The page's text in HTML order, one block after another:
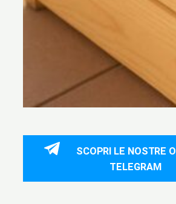
SCOPRI LE NOSTRE
TELEGRAM